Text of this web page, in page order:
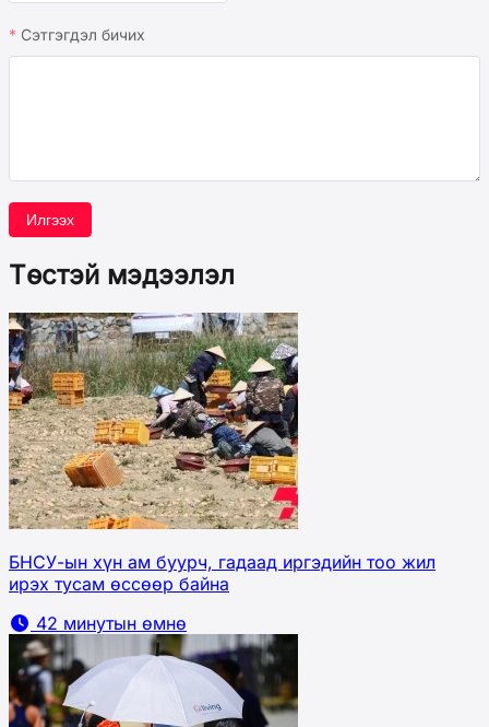
Сэтгэгдэл бичих
Илгээх
Төстэй мэдээлэл
БНСУ-ын хүн ам буурч, гадаад иргэдийн тоо жил
ирэх тусам өссөөр байна
42 минутын өмнө